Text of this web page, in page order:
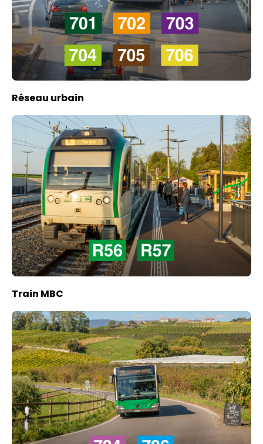
Réseau urbain
Train MBC